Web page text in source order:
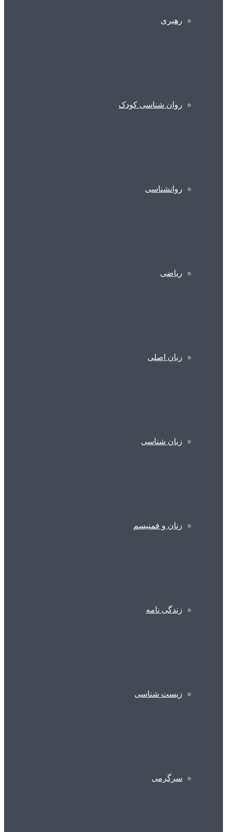
رهبری
روان شناسی کودک
روانشناسی
ریاضی
زبان اصلی
زبان شناسی
زنان و فمنیسم
زندگی نامه
زیست شناسی
سرگرمی